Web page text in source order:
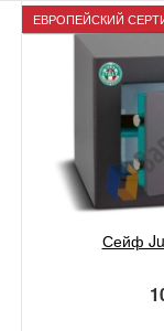
ЕВРОПЕЙСКИЙ
Сейф